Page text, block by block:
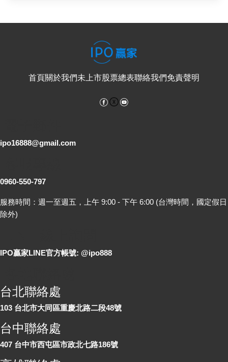
首頁關於我們未上市股票總表聯絡我們免責聲明
Facebook
ipo16888@gmail.com
0960-550-797
服務時間：週一至週五，上午 9:00 - 下午 6:00 (台灣時間，國定假日
除外)
IPO贏家LINE官方帳號: @ipo888
台北聯絡處
103 台北市大同區重慶北路二段48號
台中聯絡處
407 台中市西屯區市政北七路186號